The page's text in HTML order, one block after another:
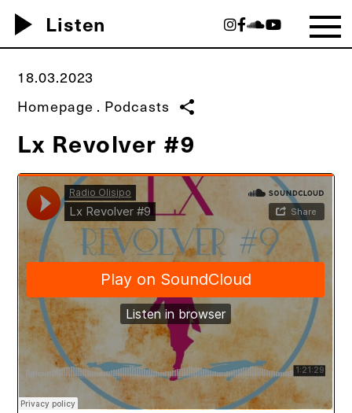
play_arrow Listen
18.03.2023
Homepage . Podcasts share
Lx Revolver #9